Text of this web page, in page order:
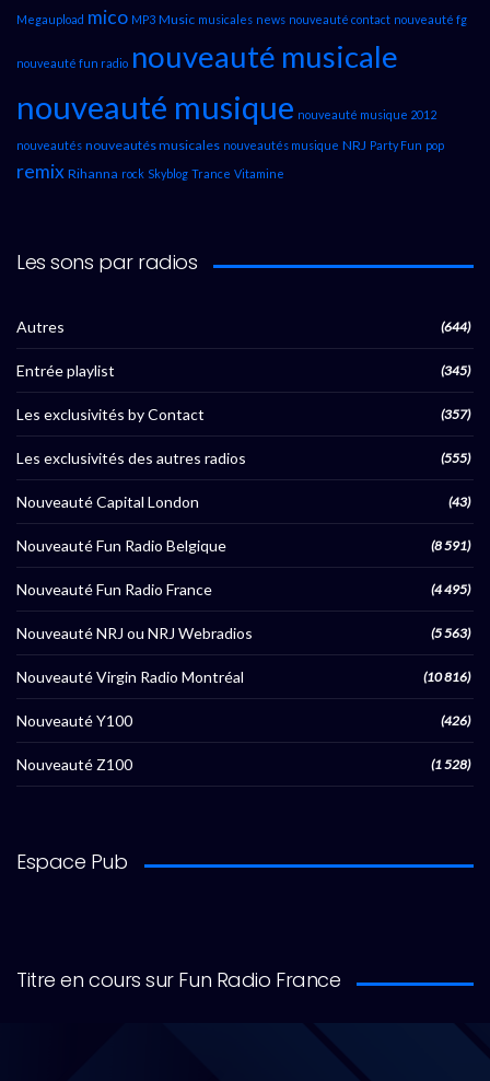
Megaupload mico MP3 Music musicales news nouveauté contact nouveauté fg
nouveauté fun radio nouveauté musicale
nouveauté musique nouveauté musique 2012
nouveautés nouveautés musicales nouveautés musique NRJ Party Fun pop
remix Rihanna rock Skyblog Trance Vitamine
Les sons par radios
Autres (644)
Entrée playlist (345)
Les exclusivités by Contact (357)
Les exclusivités des autres radios (555)
Nouveauté Capital London (43)
Nouveauté Fun Radio Belgique (8 591)
Nouveauté Fun Radio France (4 495)
Nouveauté NRJ ou NRJ Webradios (5 563)
Nouveauté Virgin Radio Montréal (10 816)
Nouveauté Y100 (426)
Nouveauté Z100 (1 528)
Espace Pub
Titre en cours sur Fun Radio France